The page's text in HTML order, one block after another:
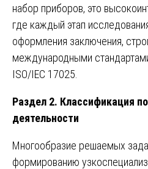
набор приборов, это
где каждый этап
оформления заключения,
международными
ISO/IEC 17025.
Раздел 2. Классификация
деятельности
Многообразие решаемых
формированию